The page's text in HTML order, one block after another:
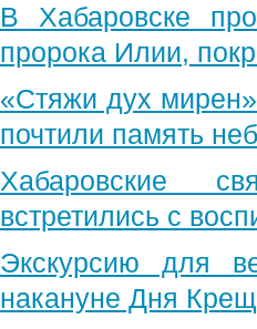
В Хабаровске
пророка Илии,
«Стяжи дух
почтили память
Хабаровские
встретились с
Экскурсию для
накануне Дня